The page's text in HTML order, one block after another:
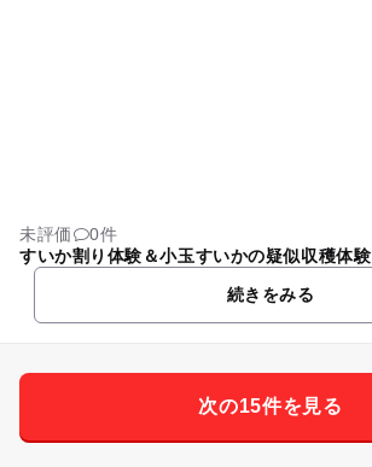
未評価
0件
すいか割り体験＆小玉すいかの疑似収穫体験
続きをみる
次の15件を見る